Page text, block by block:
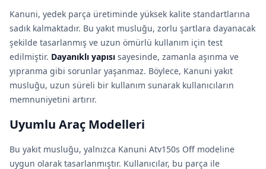
Kanuni, yedek parça üretiminde yüksek kalite standartlarına
sadık kalmaktadır. Bu yakıt musluğu, zorlu şartlara dayanacak
şekilde tasarlanmış ve uzun ömürlü kullanım için test
edilmiştir. Dayanıklı yapısı sayesinde, zamanla aşınma ve
yıpranma gibi sorunlar yaşanmaz. Böylece, Kanuni yakıt
musluğu, uzun süreli bir kullanım sunarak kullanıcıların
memnuniyetini artırır.
Uyumlu Araç Modelleri
Bu yakıt musluğu, yalnızca Kanuni Atv150s Off modeline
uygun olarak tasarlanmıştır. Kullanıcılar, bu parça ile